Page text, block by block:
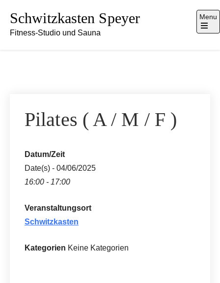
content
Schwitzkasten Speyer
Fitness-Studio und Sauna
Menu
Pilates ( A / M / F )
Datum/Zeit
Date(s) - 04/06/2025
16:00 - 17:00
Veranstaltungsort
Schwitzkasten
Kategorien Keine Kategorien